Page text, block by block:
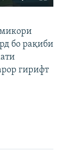
480p
360p
480pбо рақиби
гирифт